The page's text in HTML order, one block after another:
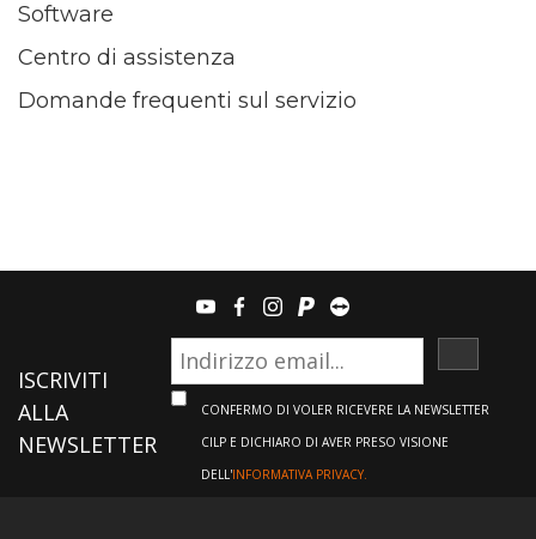
Software
Centro di assistenza
Domande frequenti sul servizio
youtubefacebook
instagram
paypalteamviewer
ISCRIVITI
ALLA
NEWSLETTER
CONFERMO DI VOLER RICEVERE LA NEWSLETTER
CILP E DICHIARO DI AVER PRESO VISIONE
DELL'INFORMATIVA PRIVACY.